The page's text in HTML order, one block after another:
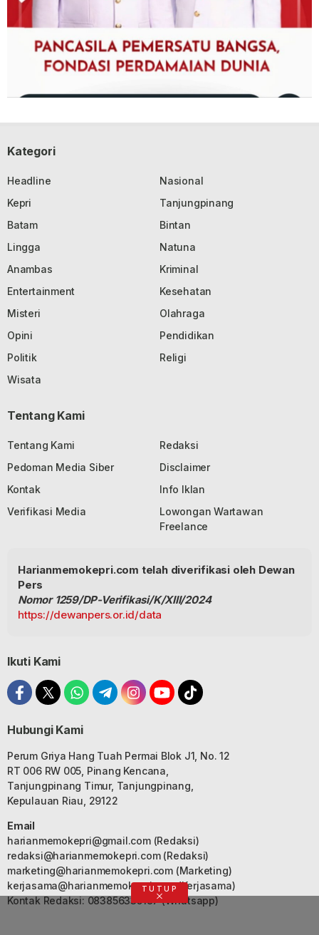
Kategori
Headline
Nasional
Kepri
Tanjungpinang
Batam
Bintan
Lingga
Natuna
Anambas
Kriminal
Entertainment
Kesehatan
Misteri
Olahraga
Opini
Pendidikan
Politik
Religi
Wisata
Tentang Kami
Tentang Kami
Redaksi
Pedoman Media Siber
Disclaimer
Kontak
Info Iklan
Verifikasi Media
Lowongan Wartawan
Freelance
Harianmemokepri.com telah diverifikasi oleh Dewan
Pers
Nomor 1259/DP-Verifikasi/K/XIII/2024
https://dewanpers.or.id/data
Ikuti Kami
Hubungi Kami
Perum Griya Hang Tuah Permai Blok J1, No. 12
RT 006 RW 005, Pinang Kencana,
Tanjungpinang Timur, Tanjungpinang,
Kepulauan Riau, 29122
Email
harianmemokepri@gmail.com(Redaksi)
redaksi@harianmemokepri.com(Redaksi)
marketing@harianmemokepri.com(Marketing)
kerjasama@harianmemokepri.com(Kerjasama)
Kontak Redaksi: 083856335187 (Whatsapp)
TUTUP